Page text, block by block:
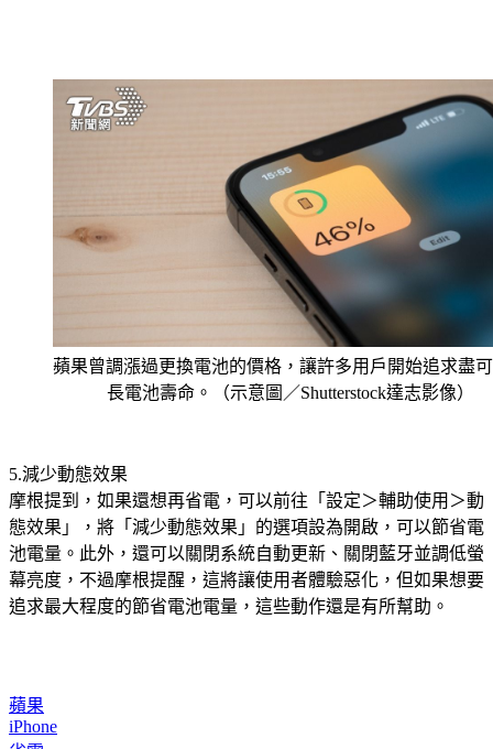
蘋果曾調漲過更換電池的價格，讓許多用戶開始追求盡
長電池壽命。（示意圖／Shutterstock達志影像）
5.減少動態效果
摩根提到，如果還想再省電，可以前往「設定＞輔助使用＞動
態效果」，將「減少動態效果」的選項設為開啟，可以節省電
池電量。此外，還可以關閉系統自動更新、關閉藍牙並調低螢
幕亮度，不過摩根提醒，這將讓使用者體驗惡化，但如果想要
追求最大程度的節省電池電量，這些動作還是有所幫助。
蘋果
iPhone